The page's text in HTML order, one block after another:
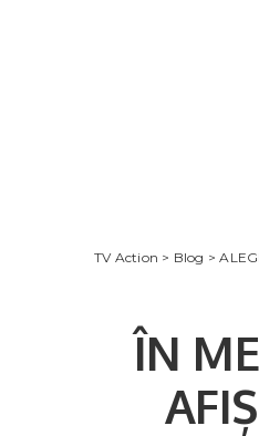
TV Action > Blog >
ÎN